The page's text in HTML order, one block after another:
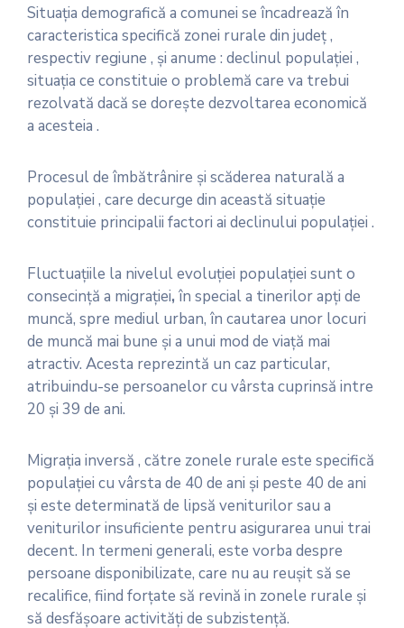
Situaţia demografică a comunei se încadrează în
caracteristica specifică zonei rurale din judeţ ,
respectiv regiune , şi anume : declinul populaţiei ,
situaţia ce constituie o problemă care va trebui
rezolvată dacă se doreşte dezvoltarea economică
a acesteia .
Procesul de îmbătrânire şi scăderea naturală a
populaţiei , care decurge din această situaţie
constituie principalii factori ai declinului populaţiei .
Fluctuaţiile la nivelul evoluţiei populaţiei sunt o
consecinţă a migraţiei, în special a tinerilor apţi de
muncă, spre mediul urban, în cautarea unor locuri
de muncă mai bune şi a unui mod de viaţă mai
atractiv. Acesta reprezintă un caz particular,
atribuindu-se persoanelor cu vârsta cuprinsă intre
20 şi 39 de ani.
Migraţia inversă , către zonele rurale este specifică
populaţiei cu vârsta de 40 de ani şi peste 40 de ani
şi este determinată de lipsă veniturilor sau a
veniturilor insuficiente pentru asigurarea unui trai
decent. In termeni generali, este vorba despre
persoane disponibilizate, care nu au reuşit să se
recalifice, fiind forţate să revină in zonele rurale şi
să desfăşoare activităţi de subzistenţă.